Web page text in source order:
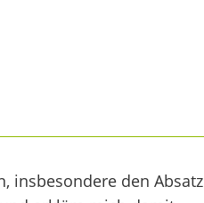
insbesondere den Absatz